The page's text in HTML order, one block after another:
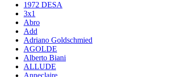
1972 DESA
3x1
Abro
Add
Adriano Goldschmied
AGOLDE
Alberto Biani
ALLUDE
Anneclaire